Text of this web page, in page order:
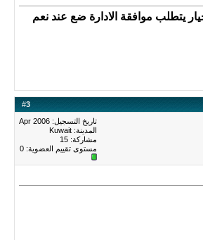
يتطلب موافقة الادارة ضع عند نعم
#3
تاريخ التسجيل: Apr 2006
المدينة: Kuwait
مشاركة: 15
مستوى تقييم العضوية: 0